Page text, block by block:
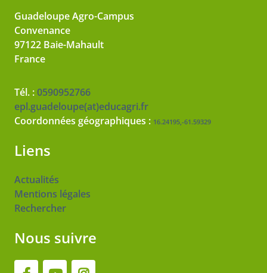
Guadeloupe Agro-Campus
Convenance
97122 Baie-Mahault
France
Tél. :0590952766
epl.guadeloupe(at)educagri.fr
Coordonnées géographiques : 16.24195,-61.59329
Liens
Actualités
Mentions légales
Rechercher
Nous suivre